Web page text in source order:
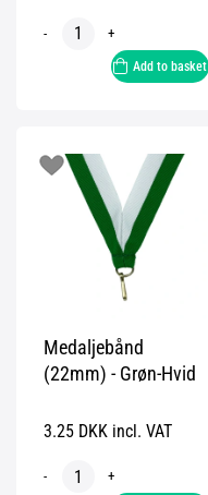
- +
Add to basket
Medaljebånd
(22mm) - Grøn-Hvid
3.25 DKK incl. VAT
- +